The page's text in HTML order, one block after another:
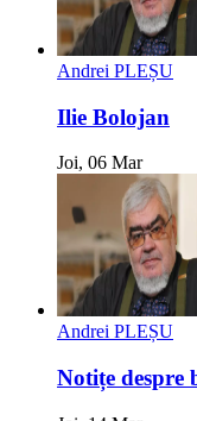
Andrei PLEȘU
Ilie Bolojan
Joi, 06 Mar
Andrei PLEȘU
Notițe despre